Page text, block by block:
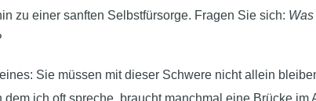
zu einer sanften Selbstfürsorge. Fragen Sie sich:
Sie müssen mit dieser Schwere nicht allein